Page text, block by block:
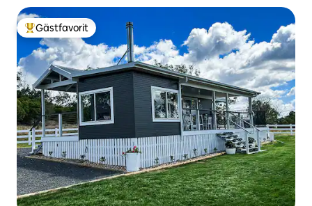
Populär gästfavorit
Gästfavorit